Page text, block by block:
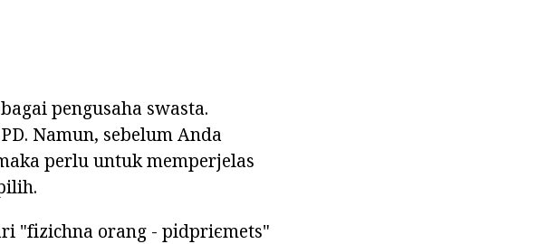
pengusaha swasta.
Namun, sebelum Anda
perlu untuk memperjelas
"fіzichna orang - pіdpriєmets"